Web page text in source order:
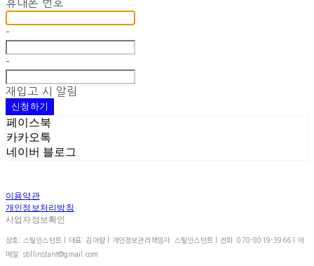
휴대폰 번호
-
-
재입고 시 알림
신청하기
페이스북
카카오톡
네이버 블로그
이용약관
개인정보처리방침
사업자정보확인
상호: 스틸인스턴트 | 대표: 김아람 | 개인정보관리책임자: 스틸인스턴트 | 전화: 070-8019-3966 | 이
메일: stillinstant@gmail.com